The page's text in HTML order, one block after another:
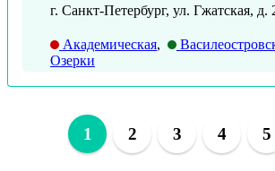
г. Санкт-Петербург, ул. Гжатская, д.
Академическая,
Озерки
1 2 3 4 5